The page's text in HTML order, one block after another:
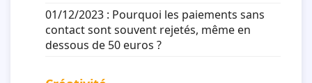
01/12/2023 : Pourquoi les paiements sans
contact sont souvent rejetés, même en
dessous de 50 euros ?